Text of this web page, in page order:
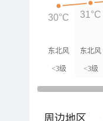
东北风
<3级
东北风
<3级
30°C 31°C
周边地区